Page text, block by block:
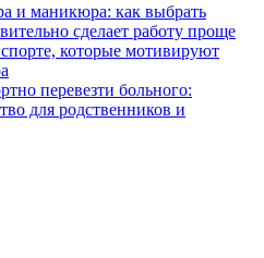
и маникюра: как выбрать
сделает работу проще
которые мотивируют
перевезти больного:
для родственников и